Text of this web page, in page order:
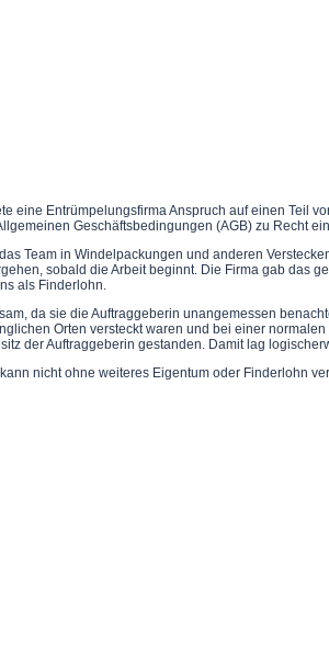
Entrümpelungsfirma Anspruch auf einen Teil
Geschäftsbedingungen (AGB) zu Recht
Team in Windelpackungen und anderen
sobald die Arbeit beginnt. Die Firma gab das
als Finderlohn.
da sie die Auftraggeberin unangemessen
Orten versteckt waren und bei einer
der Auftraggeberin gestanden. Damit lag
nicht ohne weiteres Eigentum oder Finderlohn